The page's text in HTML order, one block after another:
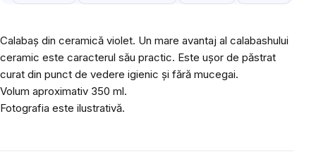
Calabaș din ceramică violet. Un mare avantaj al calabashului
ceramic este caracterul său practic. Este ușor de păstrat
curat din punct de vedere igienic și fără mucegai.
Volum aproximativ 350 ml.
Fotografia este ilustrativă.